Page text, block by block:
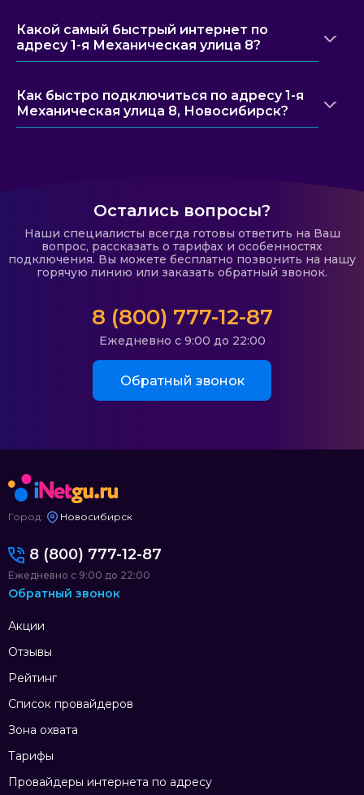
Какой самый быстрый интернет по
адресу 1-я Механическая улица 8?
Как быстро подключиться по адресу 1-я
Механическая улица 8, Новосибирск?
Остались вопросы?
Наши специалисты всегда готовы ответить на Ваш
вопрос, рассказать о тарифах и особенностях
подключения. Вы можете бесплатно позвонить на нашу
горячую линию или заказать обратный звонок.
8 (800) 777-12-87
Ежедневно с 9:00 до 22:00
Обратный звонок
Город: Новосибирск
Акции
Отзывы
Рейтинг
Список провайдеров
Зона охвата
Тарифы
Провайдеры интернета по адресу
8 (800) 777-12-87
Ежедневно с 9:00 до 22:00
Обратный звонок